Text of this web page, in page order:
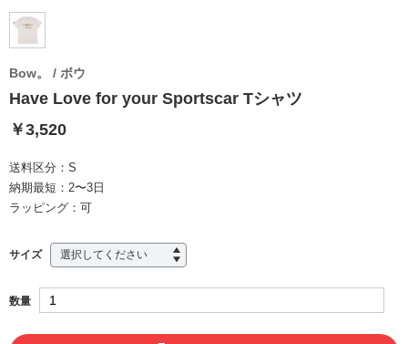
Bow。 / ボウ
Have Love for your Sportscar Tシャツ
￥3,520
送料区分： S
納期最短： 2〜3日
ラッピング： 可
サイズ
数量